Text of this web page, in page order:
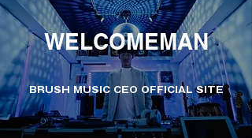
WELCOMEMAN
BRUSH MUSIC CEO OFFICIAL SITE